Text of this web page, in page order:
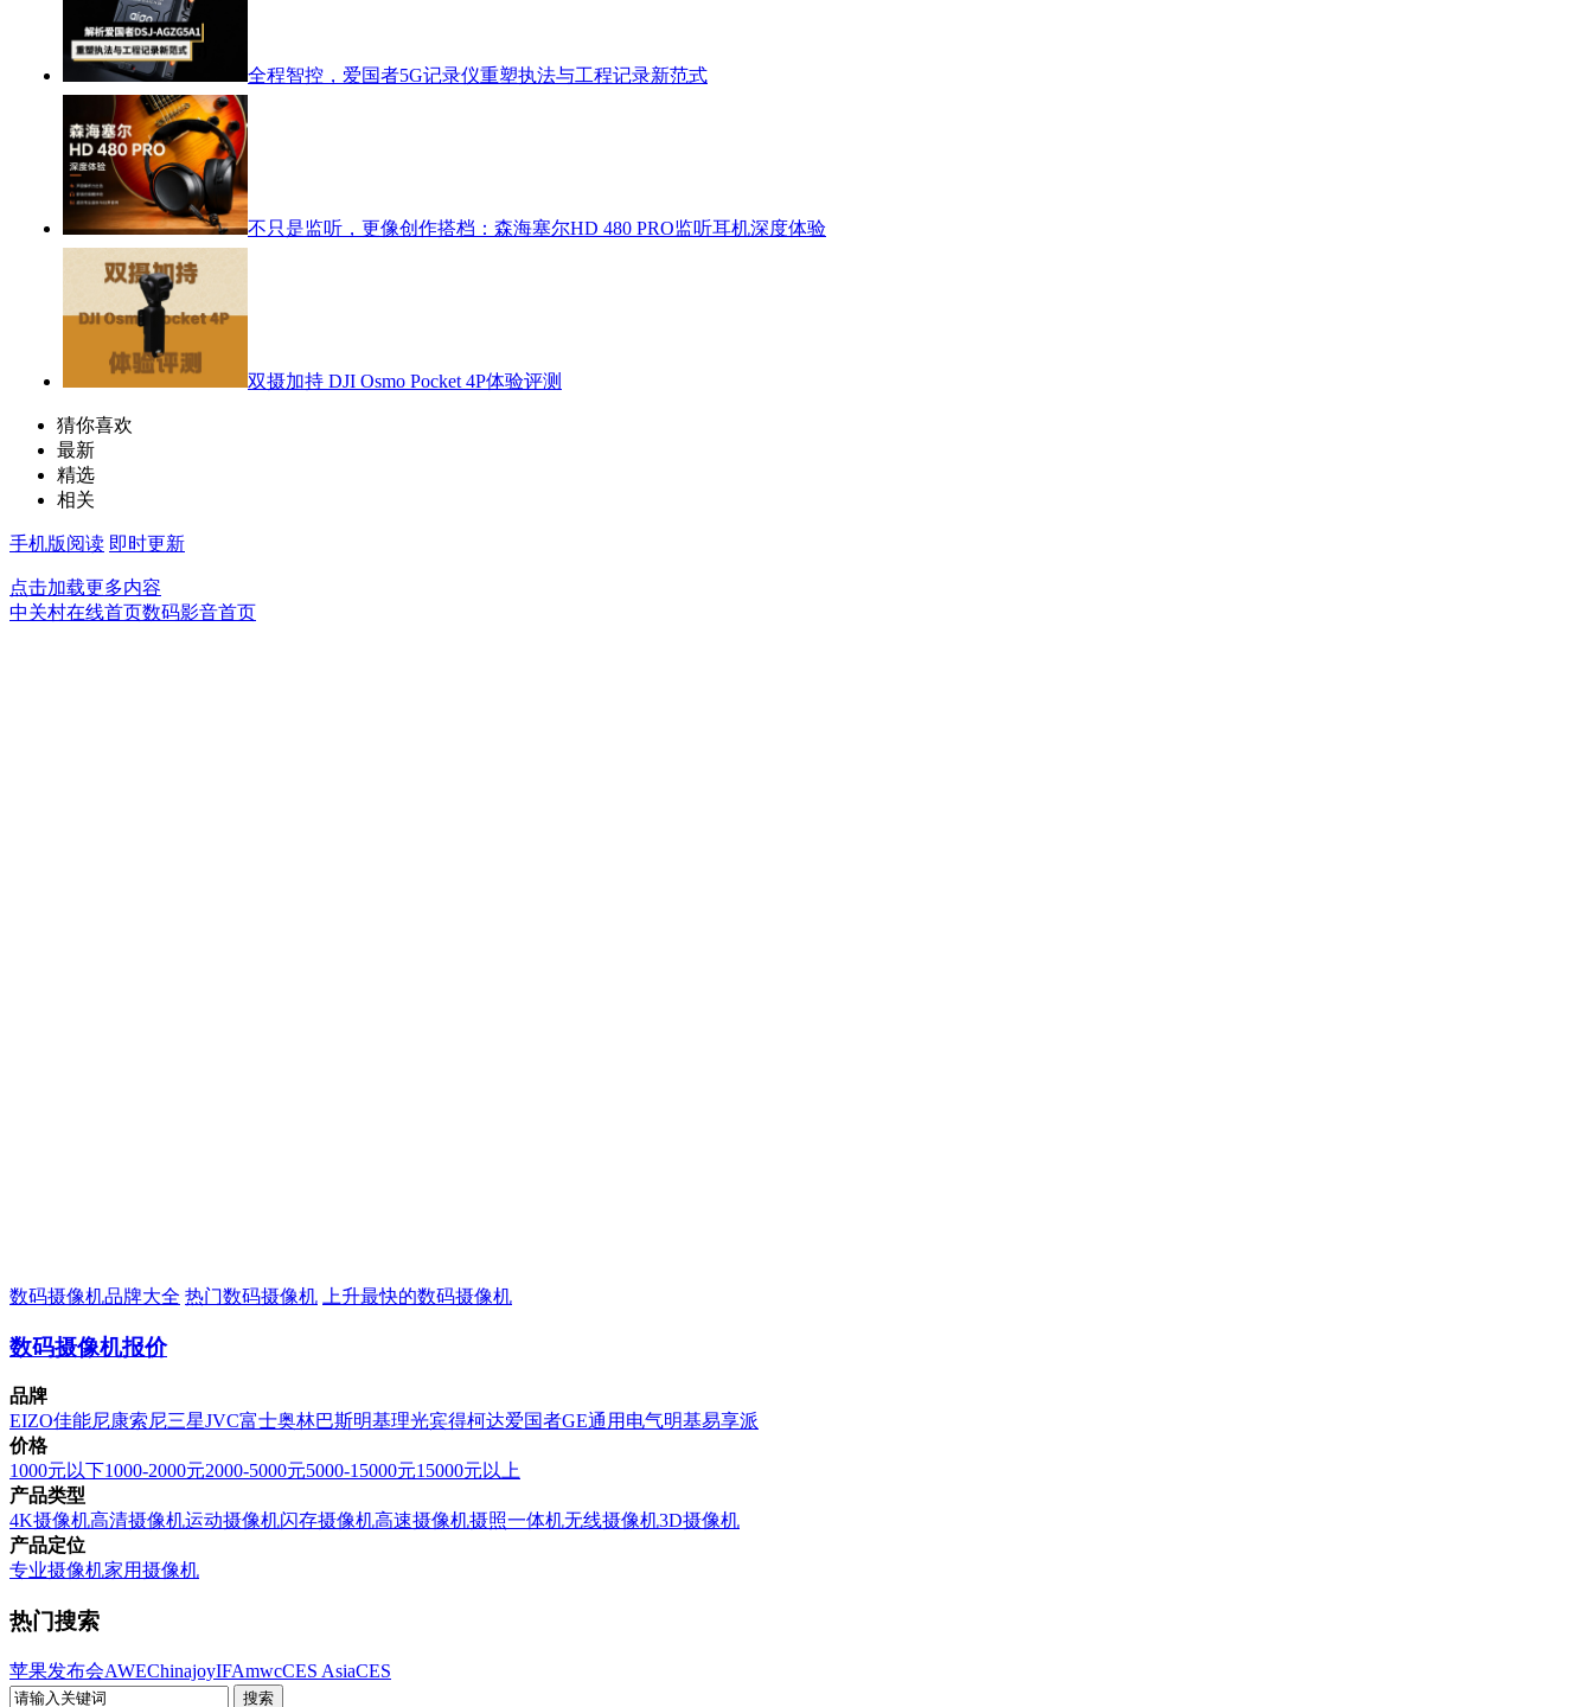
全程智控，爱国者5G记录仪重塑执法与工程记录新范式
不只是监听，更像创作搭档：森海塞尔HD 480 PRO监听耳机深度体验
双摄加持 DJI Osmo Pocket 4P体验评测
猜你喜欢
最新
精选
相关
手机版阅读 即时更新
点击加载更多内容
中关村在线首页数码影音首页
数码摄像机品牌大全 热门数码摄像机 上升最快的数码摄像机
数码摄像机报价
品牌
EIZO佳能尼康索尼三星JVC富士奥林巴斯明基理光宾得柯达爱国者GE通用电气明基易享派
价格
1000元以下1000-2000元2000-5000元5000-15000元15000元以上
产品类型
4K摄像机高清摄像机运动摄像机闪存摄像机高速摄像机摄照一体机无线摄像机3D摄像机
产品定位
专业摄像机家用摄像机
热门搜索
苹果发布会AWEChinajoyIFAmwcCES AsiaCES